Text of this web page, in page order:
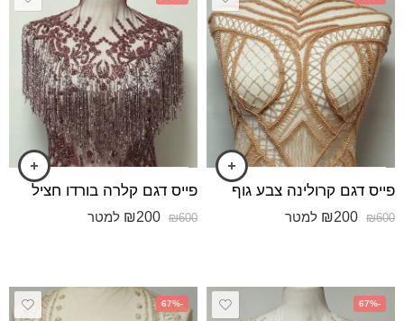
פייס דגם קרולינה צבע גוף
₪600
₪200 למטר
פייס דגם קלרה בורדו חציל
₪600
₪200 למטר
-67%
-67%